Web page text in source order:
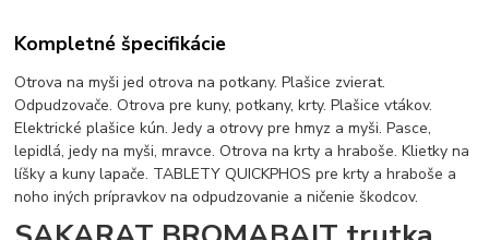
Kompletné špecifikácie
Otrova na myši jed otrova na potkany. Plašice zvierat.
Odpudzovače. Otrova pre kuny, potkany, krty. Plašice vtákov.
Elektrické plašice kún. Jedy a otrovy pre hmyz a myši. Pasce,
lepidlá, jedy na myši, mravce. Otrova na krty a hraboše. Klietky na
líšky a kuny lapače. TABLETY QUICKPHOS pre krty a hraboše a
noho iných prípravkov na odpudzovanie a ničenie škodcov.